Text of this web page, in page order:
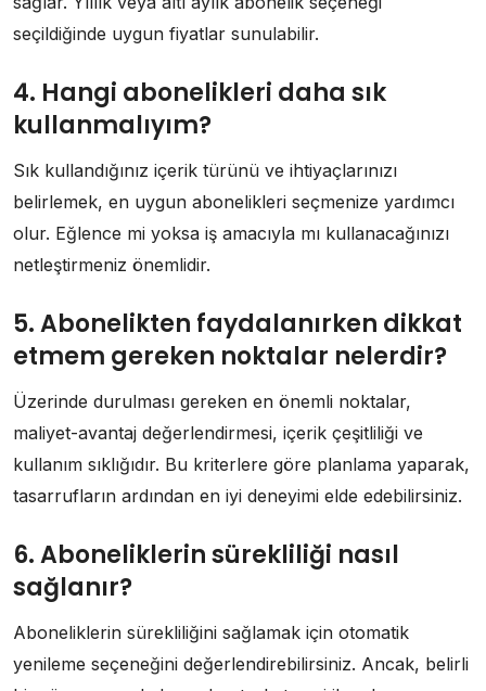
seçildiğinde uygun fiyatlar sunulabilir.
4. Hangi abonelikleri daha sık
kullanmalıyım?
Sık kullandığınız içerik türünü ve ihtiyaçlarınızı
belirlemek, en uygun abonelikleri seçmenize yardımcı
olur. Eğlence mi yoksa iş amacıyla mı kullanacağınızı
netleştirmeniz önemlidir.
5. Abonelikten faydalanırken dikkat
etmem gereken noktalar nelerdir?
Üzerinde durulması gereken en önemli noktalar,
maliyet-avantaj değerlendirmesi, içerik çeşitliliği ve
kullanım sıklığıdır. Bu kriterlere göre planlama yaparak,
tasarrufların ardından en iyi deneyimi elde edebilirsiniz.
6. Aboneliklerin sürekliliği nasıl
sağlanır?
Aboneliklerin sürekliliğini sağlamak için otomatik
yenileme seçeneğini değerlendirebilirsiniz. Ancak, belirli